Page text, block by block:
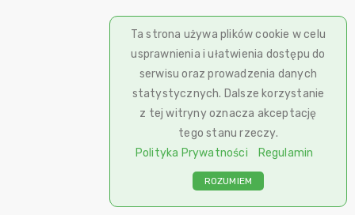
Ta strona używa plików cookie w celu
usprawnienia i ułatwienia dostępu do
serwisu oraz prowadzenia danych
statystycznych. Dalsze korzystanie
z tej witryny oznacza akceptację
tego stanu rzeczy.
Polityka Prywatności
Regulamin
ROZUMIEM